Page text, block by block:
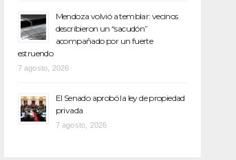
Mendoza volvió a temblar: vecinos
describieron un “sacudón”
acompañado por un fuerte
estruendo
7 agosto, 2026
El Senado aprobó la ley de propiedad
privada
7 agosto, 2026